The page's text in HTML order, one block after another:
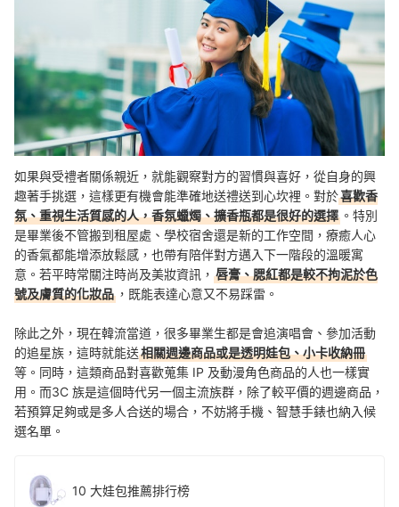
如果與受禮者關係親近，就能觀察對方的習慣與喜好，從自身的興
趣著手挑選，這樣更有機會能準確地送禮送到心坎裡。對於喜歡香
氛、重視生活質感的人，香氛蠟燭、擴香瓶都是很好的選擇 。特別
是畢業後不管搬到租屋處、學校宿舍還是新的工作空間，療癒人心
的香氣都能增添放鬆感，也帶有陪伴對方邁入下一階段的溫暖寓
意。若平時常關注時尚及美妝資訊， 唇膏、腮紅都是較不拘泥於色
號及膚質的化妝品 ，既能表達心意又不易踩雷。
除此之外，現在韓流當道，很多畢業生都是會追演唱會、參加活動
的追星族，這時就能送相關週邊商品或是透明娃包、小卡收納冊
等。同時，這類商品對喜歡蒐集 IP 及動漫角色商品的人也一樣實
用。而3C 族是這個時代另一個主流族群，除了較平價的週邊商品，
若預算足夠或是多人合送的場合，不妨將手機、智慧手錶也納入候
選名單。
10 大娃包推薦排行榜